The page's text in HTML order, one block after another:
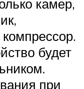
камер,
будет
при